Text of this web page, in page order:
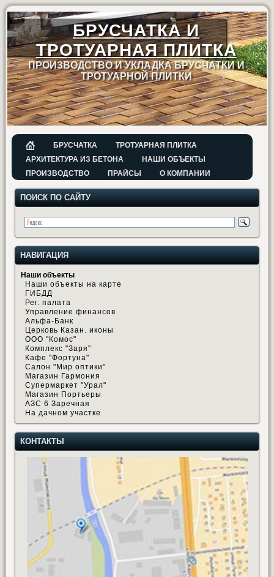
БРУСЧАТКА И
ТРОТУАРНАЯ ПЛИТКА
ПРОИЗВОДСТВО И УКЛАДКА БРУСЧАТКИ И
ТРОТУАРНОЙ ПЛИТКИ
БРУСЧАТКА
ТРОТУАРНАЯ ПЛИТКА
АРХИТЕКТУРА ИЗ БЕТОНА
НАШИ ОБЪЕКТЫ
ПРОИЗВОДСТВО
ПРАЙСЫ О КОМПАНИИ
ПОИСК ПО САЙТУ
НАВИГАЦИЯ
Наши объекты
Наши объекты на карте
ГИБДД
Рег. палата
Управление финансов
Альфа-Банк
Церковь Казан. иконы
ООО "Комос"
Комплекс "Заря"
Кафе "Фортуна"
Салон "Мир оптики"
Магазин Гармония
Супермаркет "Урал"
Магазин Портьеры
АЗС 6 Заречная
На дачном участке
КОНТАКТЫ